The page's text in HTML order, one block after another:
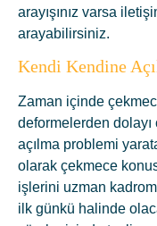
arayışınız varsa
arayabilirsiniz.
Kendi Kendine
Zaman içinde
deformelerden
açılma problemi
olarak çekmece
işlerini uzman
ilk günkü halinde